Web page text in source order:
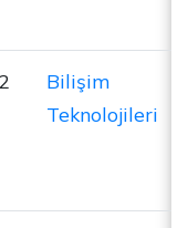
2
Bilişim
Teknolojileri